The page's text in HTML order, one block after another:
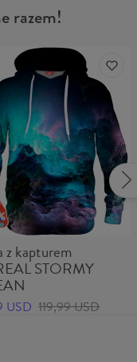
razem!
z kapturem
STORMY
USD 119,99 USD